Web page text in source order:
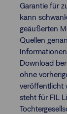
Garantie für
kann
geäußerten
Quellen
Download
ohne
veröffentlicht
steht für FIL